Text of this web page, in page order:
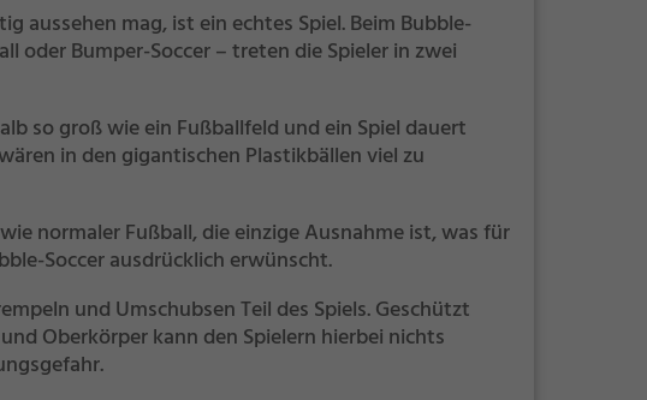
aussehen mag, ist ein echtes Spiel. Beim Bubble-
oder Bumper-Soccer – treten die Spieler in zwei
so groß wie ein Fußballfeld und ein Spiel dauert
in den gigantischen Plastikbällen viel zu
normaler Fußball, die einzige Ausnahme ist, was für
Soccer ausdrücklich erwünscht.
und Umschubsen Teil des Spiels. Geschützt
Oberkörper kann den Spielern hierbei nichts